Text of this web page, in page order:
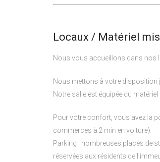
Locaux / Matériel
Nous vous accueillons dans nos
Nous mettons à votre disposition
Notre salle est équipée du
Pour votre confort, vous avez la
commerces à 2 min en voiture).
Parking : nombreuses places de
réservées aux résidents de